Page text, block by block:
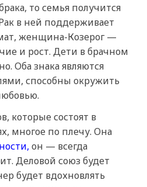
то семья получится
в ней поддерживает
женщина-Козерог —
и рост. Дети в брачном
Оба знака являются
способны окружить
которые состоят в
многое по плечу. Она
он — всегда
Деловой союз будет
будет вдохновлять